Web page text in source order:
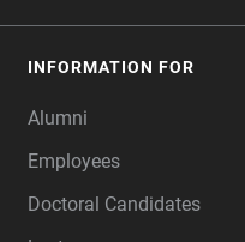
INFORMATION FOR
Alumni
Employees
Doctoral Candidates